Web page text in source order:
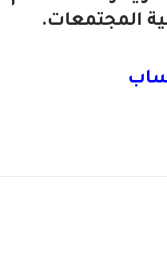
المجتمعات.